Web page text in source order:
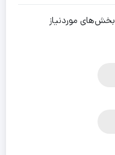
بخش‌های موردنیاز